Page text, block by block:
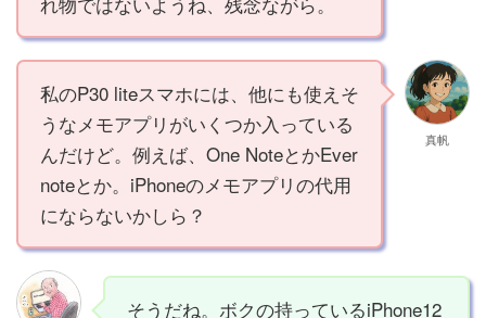
私のP30 liteスマホには、他にも使えそ
うなメモアプリがいくつか入っている
んだけど。例えば、One NoteとかEver
noteとか。iPhoneのメモアプリの代用
にならないかしら？
真帆
そうだね。ボクの持っているiPhone12